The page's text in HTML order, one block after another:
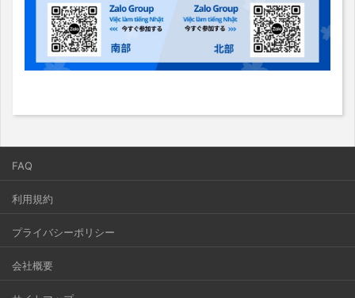
FAQ
利用規約
プライバシーポリシー
会社概要